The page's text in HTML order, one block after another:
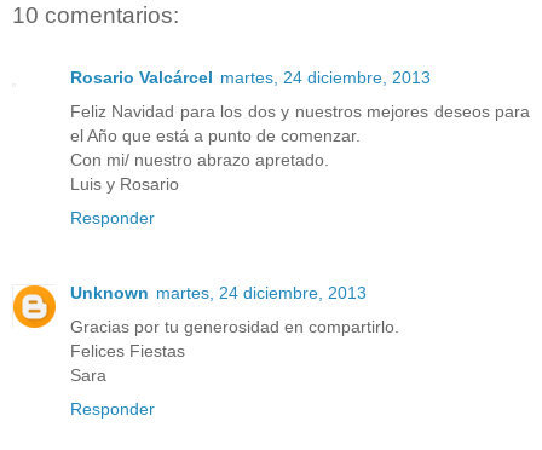
10 comentarios:
Rosario Valcárcel martes, 24 diciembre, 2013
Feliz Navidad para los dos y nuestros mejores deseos para
el Año que está a punto de comenzar.
Con mi/ nuestro abrazo apretado.
Luis y Rosario
Responder
Unknown martes, 24 diciembre, 2013
Gracias por tu generosidad en compartirlo.
Felices Fiestas
Sara
Responder